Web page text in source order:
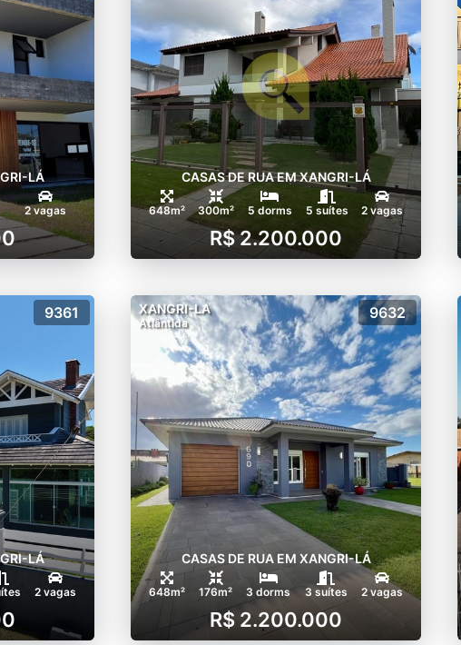
LÁ
2 vagas
CASAS DE RUA EM XANGRI-LÁ
648m² 300m² 5 dorms 5 suítes 2 vagas
R$ 2.200.000
9361
LÁ
2 vagas
XANGRI-LA
Atlântida
9632
CASAS DE RUA EM XANGRI-LÁ
648m² 176m² 3 dorms 3 suítes 2 vagas
R$ 2.200.000